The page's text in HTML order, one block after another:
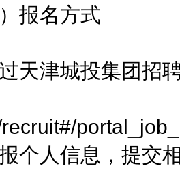
名方式
津城投集团招聘
个人信息，提交